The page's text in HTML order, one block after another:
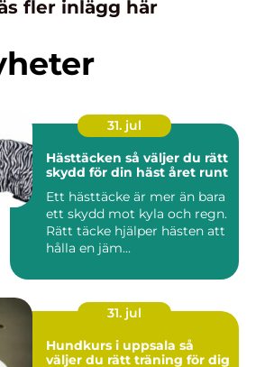
fler inlägg här
31. jul
Hästtäcken så väljer du rätt
skydd för din häst året runt
Ett hästtäcke är mer än bara
ett skydd mot kyla och regn.
Rätt täcke hjälper hästen att
hålla en jäm...
31. jul
Hundkurs i uppsala så
väljer du rätt träning för dig